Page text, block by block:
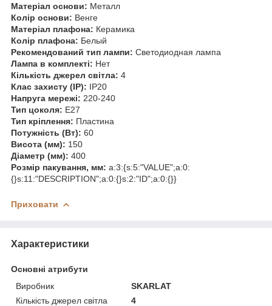
Матеріал основи: Металл
Колір основи: Венге
Матеріал плафона: Керамика
Колір плафона: Белый
Рекомендований тип лампи: Светодиодная лампа
Лампа в комплекті: Нет
Кількість джерел світла: 4
Клас захисту (IP): IP20
Напруга мережі: 220-240
Тип цоколя: E27
Тип кріплення: Пластина
Потужність (Вт): 60
Висота (мм): 150
Діаметр (мм): 400
Розмір пакування, мм: a:3:{s:5:"VALUE";a:0:
{}s:11:"DESCRIPTION";a:0:{}s:2:"ID";a:0:{}}
Приховати
Характеристики
Основні атрибути
Виробник
SKARLAT
Кількість джерел світла
4